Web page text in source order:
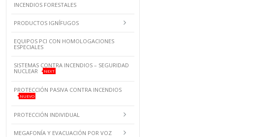
INCENDIOS FORESTALES
PRODUCTOS IGNÍFUGOS
EQUIPOS PCI CON HOMOLOGACIONES
ESPECIALES
SISTEMAS CONTRA INCENDIOS – SEGURIDAD
NUCLEAR
NEXT
PROTECCIÓN PASIVA CONTRA INCENDIOS
NUEVO
PROTECCIÓN INDIVIDUAL
MEGAFONÍA Y EVACUACIÓN POR VOZ